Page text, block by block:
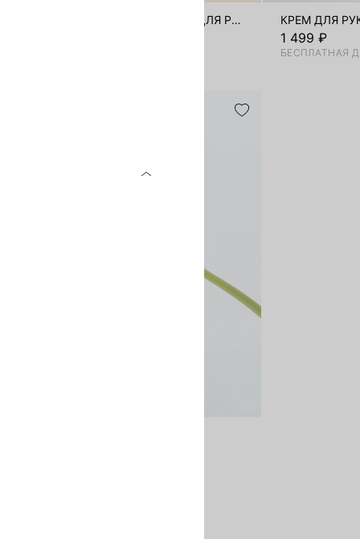
ПАРФЮМИРОВАННЫЙ КРЕМ ДЛЯ РУК ASSAM КРЕМ ДЛЯ
1 499 ₽
БЕСПЛАТНАЯ